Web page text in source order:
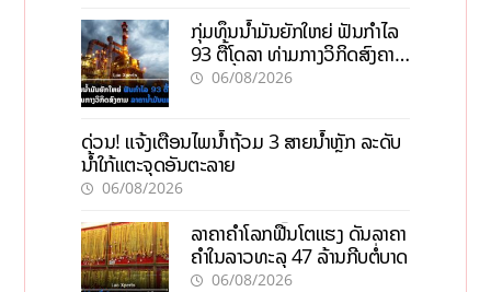
ກຸ່ມທຶນນ້ຳມັນຍັກໃຫຍ່ ຟັນກຳໄລ
93 ຕື້ໂດລາ ທ່າມກາງວິກິດສົງຄາມ
ລາຄານໍ້າມັນແພງ
06/08/2026
ດ່ວນ! ແຈ້ງເຕືອນໄພນໍ້າຖ້ວມ 3 ສາຍນໍ້າຫຼັກ ລະດັບ
ນໍ້າໃກ້ແຕະຈຸດອັນຕະລາຍ
06/08/2026
ລາຄາຄຳໂລກຟື້ນໂຕແຮງ ດັນລາຄາ
ຄຳໃນລາວທະລຸ 47 ລ້ານກີບຕໍ່ບາດ
06/08/2026